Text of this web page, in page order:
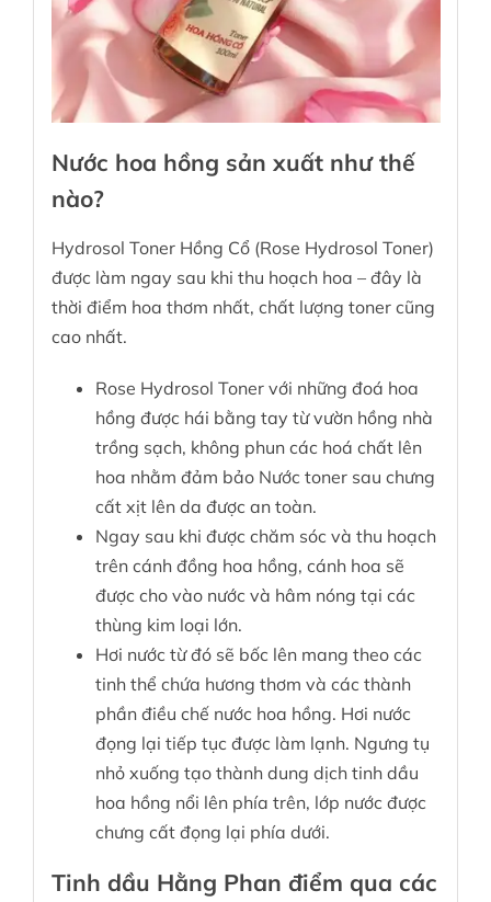
Nước hoa hồng sản xuất như thế
nào?
Hydrosol Toner Hồng Cổ (Rose Hydrosol Toner)
được làm ngay sau khi thu hoạch hoa – đây là
thời điểm hoa thơm nhất, chất lượng toner cũng
cao nhất.
Rose Hydrosol Toner với những đoá hoa
hồng được hái bằng tay từ vườn hồng nhà
trồng sạch, không phun các hoá chất lên
hoa nhằm đảm bảo Nước toner sau chưng
cất xịt lên da được an toàn.
Ngay sau khi được chăm sóc và thu hoạch
trên cánh đồng hoa hồng, cánh hoa sẽ
được cho vào nước và hâm nóng tại các
thùng kim loại lớn.
Hơi nước từ đó sẽ bốc lên mang theo các
tinh thể chứa hương thơm và các thành
phần điều chế nước hoa hồng. Hơi nước
đọng lại tiếp tục được làm lạnh. Ngưng tụ
nhỏ xuống tạo thành dung dịch tinh dầu
hoa hồng nổi lên phía trên, lớp nước được
chưng cất đọng lại phía dưới.
Tinh dầu Hằng Phan điểm qua các